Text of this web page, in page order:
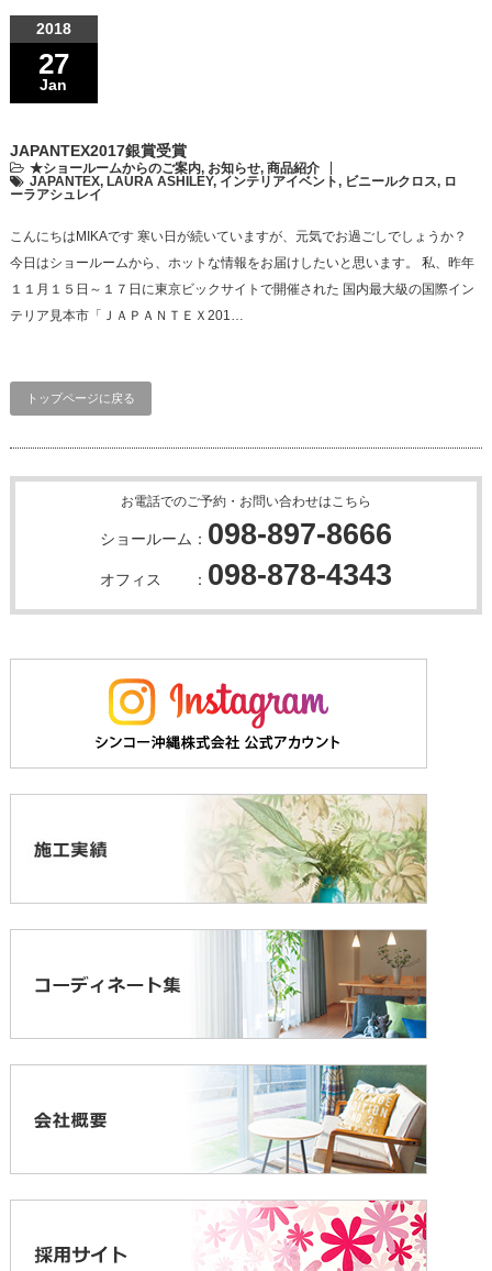
2018
27
Jan
JAPANTEX2017銀賞受賞
★ショールームからのご案内, お知らせ, 商品紹介
JAPANTEX, LAURA ASHILEY, インテリアイベント, ビニールクロス, ロ
ーラアシュレイ
こんにちはMIKAです 寒い日が続いていますが、元気でお過ごしでしょうか？
今日はショールームから、ホットな情報をお届けしたいと思います。 私、昨年
１１月１５日～１７日に東京ビックサイトで開催された 国内最大級の国際イン
テリア見本市「ＪＡＰＡＮＴＥＸ201…
トップページに戻る
お電話でのご予約・お問い合わせはこちら
ショールーム： 098-897-8666
オフィス ： 098-878-4343